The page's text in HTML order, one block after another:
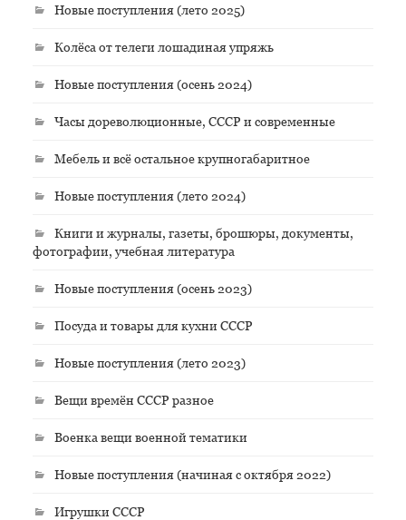
Новые поступления (лето 2025)
Колёса от телеги лошадиная упряжь
Новые поступления (осень 2024)
Часы дореволюционные, СССР и современные
Мебель и всё остальное крупногабаритное
Новые поступления (лето 2024)
Книги и журналы, газеты, брошюры, документы,
фотографии, учебная литература
Новые поступления (осень 2023)
Посуда и товары для кухни СССР
Новые поступления (лето 2023)
Вещи времён СССР разное
Военка вещи военной тематики
Новые поступления (начиная с октября 2022)
Игрушки СССР